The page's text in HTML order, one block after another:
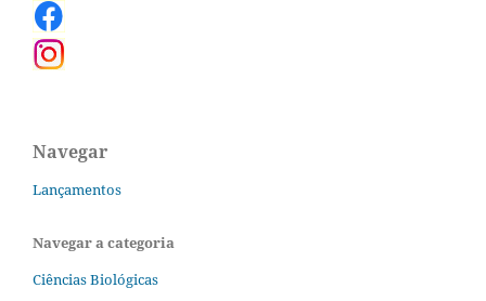
Navegar
Lançamentos
Navegar a categoria
Ciências Biológicas